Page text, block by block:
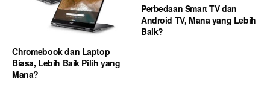
Chromebook dan Laptop
Biasa, Lebih Baik Pilih yang
Mana?
Perbedaan Smart TV dan
Android TV, Mana yang Lebih
Baik?